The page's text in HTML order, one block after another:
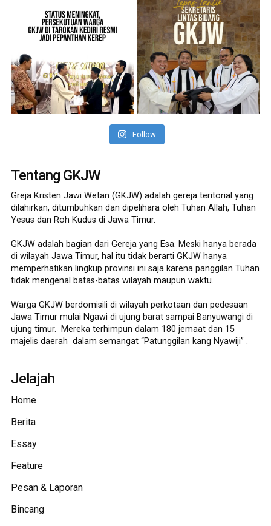
Follow
Tentang GKJW
Greja Kristen Jawi Wetan (GKJW) adalah gereja teritorial yang
dilahirkan, ditumbuhkan dan dipelihara oleh Tuhan Allah, Tuhan
Yesus dan Roh Kudus di Jawa Timur.
GKJW adalah bagian dari Gereja yang Esa. Meski hanya berada
di wilayah Jawa Timur, hal itu tidak berarti GKJW hanya
memperhatikan lingkup provinsi ini saja karena panggilan Tuhan
tidak mengenal batas-batas wilayah maupun waktu.
Warga GKJW berdomisili di wilayah perkotaan dan pedesaan
Jawa Timur mulai Ngawi di ujung barat sampai Banyuwangi di
ujung timur. Mereka terhimpun dalam 180 jemaat dan 15
majelis daerah dalam semangat “Patunggilan kang Nyawiji” .
Jelajah
Home
Berita
Essay
Feature
Pesan & Laporan
Bincang